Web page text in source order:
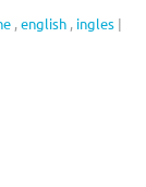
,english , ingles |